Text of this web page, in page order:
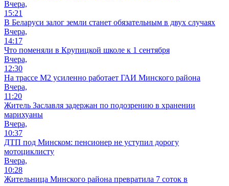
Вчера,
15:21
В Беларуси залог земли станет обязательным в двух случаях
Вчера,
14:17
Что поменяли в Крупицкой школе к 1 сентября
Вчера,
12:30
На трассе М2 усиленно работает ГАИ Минского района
Вчера,
11:20
Житель Заславля задержан по подозрению в хранении
марихуаны
Вчера,
10:37
ДТП под Минском: пенсионер не уступил дорогу
мотоциклисту
Вчера,
10:28
Жительница Минского района превратила 7 соток в